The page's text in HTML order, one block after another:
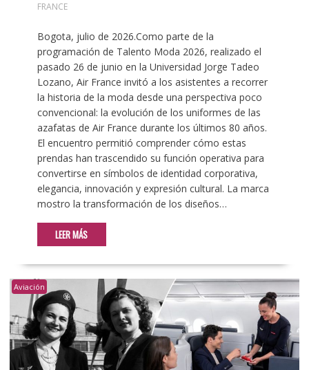
FRANCE
Bogota, julio de 2026.Como parte de la
programación de Talento Moda 2026, realizado el
pasado 26 de junio en la Universidad Jorge Tadeo
Lozano, Air France invitó a los asistentes a recorrer
la historia de la moda desde una perspectiva poco
convencional: la evolución de los uniformes de las
azafatas de Air France durante los últimos 80 años.
El encuentro permitió comprender cómo estas
prendas han trascendido su función operativa para
convertirse en símbolos de identidad corporativa,
elegancia, innovación y expresión cultural. La marca
mostro la transformación de los diseños…
LEER MÁS
Aviación